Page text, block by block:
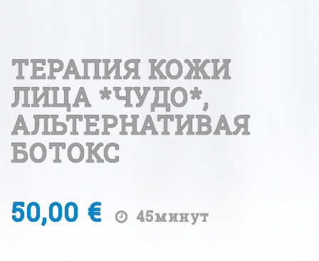
ТЕРАПИЯ КОЖИ
ЛИЦА *ЧУДО*,
АЛЬТЕРНАТИВАЯ
БОТОКС
50,00 €
45минут